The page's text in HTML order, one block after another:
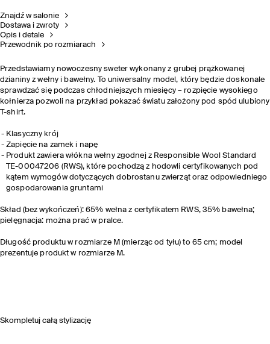
Znajdź w salonie
Dostawa i zwroty
Opis i detale
Przewodnik po rozmiarach
Przedstawiamy nowoczesny sweter wykonany z grubej prążkowanej
dzianiny z wełny i bawełny. To uniwersalny model, który będzie doskonale
sprawdzać się podczas chłodniejszych miesięcy – rozpięcie wysokiego
kołnierza pozwoli na przykład pokazać światu założony pod spód ulubiony
T-shirt.
Klasyczny krój
Zapięcie na zamek i napę
Produkt zawiera włókna wełny zgodnej z Responsible Wool Standard
TE-00047206 (RWS), które pochodzą z hodowli certyfikowanych pod
kątem wymogów dotyczących dobrostanu zwierząt oraz odpowiedniego
gospodarowania gruntami
Skład (bez wykończeń): 65% wełna z certyfikatem RWS, 35% bawełna;
pielęgnacja: można prać w pralce.
Długość produktu w rozmiarze M (mierząc od tyłu) to 65 cm; model
prezentuje produkt w rozmiarze M.
Skompletuj całą stylizację